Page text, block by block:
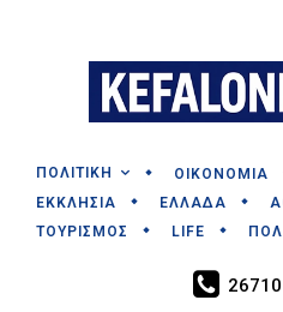
ΠΟΛΙΤΙΚΗ ΟΙΚΟΝΟΜΙΑ
ΕΚΚΛΗΣΙΑ
ΕΛΛΑΔΑ
ΤΟΥΡΙΣΜΟΣ
LIFE